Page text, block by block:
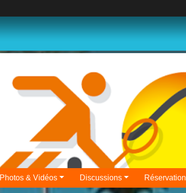
Photos & Vidéos Discussions Réservation